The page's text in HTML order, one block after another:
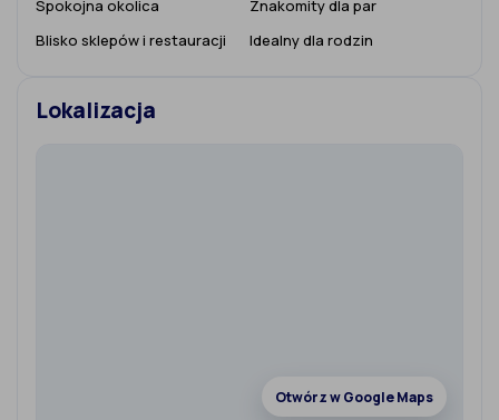
Spokojna okolica
Znakomity dla par
Blisko sklepów i restauracji
Idealny dla rodzin
Lokalizacja
Otwórz w Google Maps